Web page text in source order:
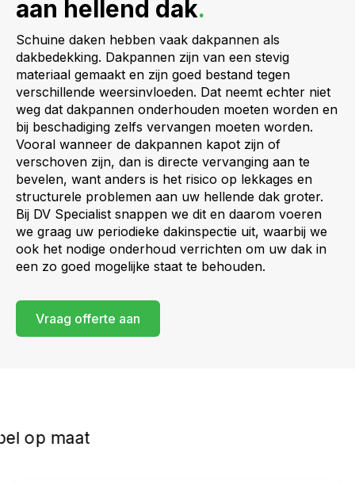
aan hellend dak.
Schuine daken hebben vaak dakpannen als
dakbedekking. Dakpannen zijn van een stevig
materiaal gemaakt en zijn goed bestand tegen
verschillende weersinvloeden. Dat neemt echter niet
weg dat dakpannen onderhouden moeten worden en
bij beschadiging zelfs vervangen moeten worden.
Vooral wanneer de dakpannen kapot zijn of
verschoven zijn, dan is directe vervanging aan te
bevelen, want anders is het risico op lekkages en
structurele problemen aan uw hellende dak groter.
Bij DV Specialist snappen we dit en daarom voeren
we graag uw periodieke dakinspectie uit, waarbij we
ook het nodige onderhoud verrichten om uw dak in
een zo goed mogelijke staat te behouden.
Vraag offerte aan